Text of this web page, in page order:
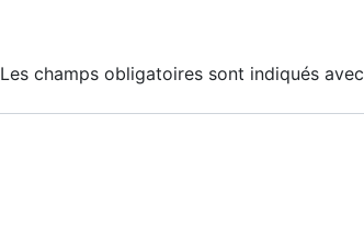
Les champs obligatoires sont indiqués avec